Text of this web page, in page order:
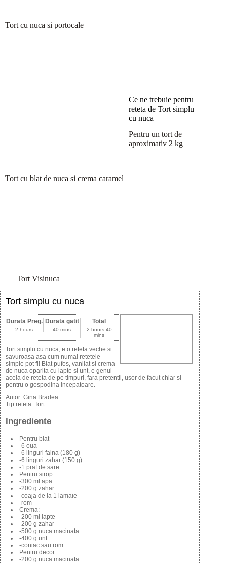
Tort cu nuca si portocale
Tort cu blat de nuca si crema caramel
Tort Visinuca
Ce ne trebuie pentru
reteta de Tort simplu
cu nuca
Pentru un tort de
aproximativ 2 kg
Tort simplu cu nuca
Durata Preg.
2 hours
Durata gatit
40 mins
Total
2 hours 40
mins
Tort simplu cu nuca, e o reteta veche si
savuroasa asa cum numai retetele
simple pot fi! Blat pufos, vanilat si crema
de nuca oparita cu lapte si unt, e genul
acela de reteta de pe timpuri, fara pretentii, usor de facut chiar si
pentru o gospodina incepatoare.
Autor: Gina Bradea
Tip reteta: Tort
Ingrediente
Pentru blat
-6 oua
-6 linguri faina (180 g)
-6 linguri zahar (150 g)
-1 praf de sare
Pentru sirop
-300 ml apa
-200 g zahar
-coaja de la 1 lamaie
-rom
Crema:
-200 ml lapte
-200 g zahar
-500 g nuca macinata
-400 g unt
-coniac sau rom
Pentru decor
-200 g nuca macinata